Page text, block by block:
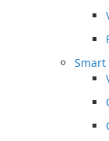
Smart